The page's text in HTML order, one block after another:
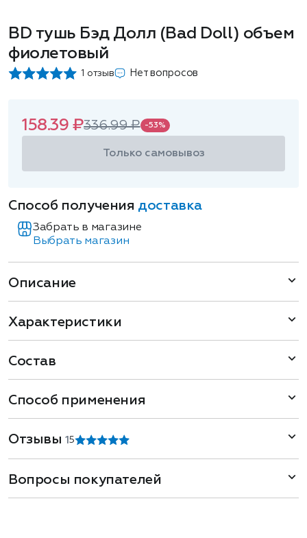
BD тушь Бэд Долл (Bad Doll) объем
фиолетовый
1 отзыв Нет вопросов
158.39 ₽336.99 ₽ -53%
Только самовывоз
Способ получения доставка
Забрать в магазине
Выбрать магазин
Описание
Характеристики
Состав
Способ применения
Отзывы1 5
Вопросы покупателей